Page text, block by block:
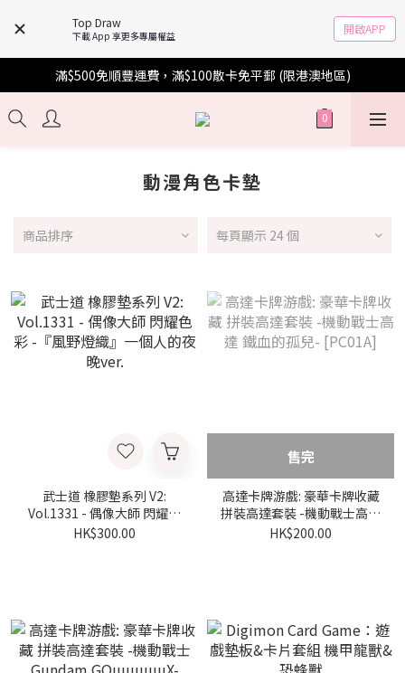
Top Draw
下載 App 享更多專屬權益 開啟APP
滿$500免順豐運費，滿$100散卡免平郵 (限港澳地區)
動漫角色卡墊
商品排序 每頁顯示 24 個
武士道 橡膠墊系列 V2:
Vol.1331 - 偶像大師 閃耀色
彩 -『風野燈織』一個人的夜
HK$300.00
售完
高達卡牌游戲: 豪華卡牌收藏
拼裝高達套裝 -機動戰士高達
鐵血的孤兒- [PC01A]​
HK$200.00